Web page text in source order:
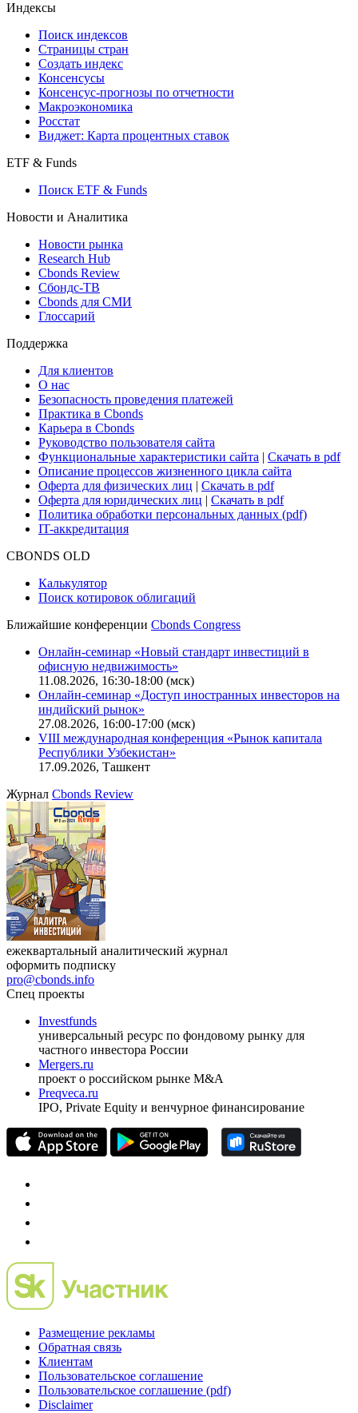
Кредиты
Поиск кредитов
Индексы
Поиск индексов
Страницы стран
Создать индекс
Консенсусы
Консенсус-прогнозы по отчетности
Макроэкономика
Виджет: Карта процентных ставок
ETF & Funds
Поиск ETF & Funds
Новости и Аналитика
Новости рынка
Research Hub
Cbonds Review
Сбондс-ТВ
Глоссарий
Поддержка
Для клиентов
О нас
Безопасность проведения платежей
Практика в Cbonds
Карьера в Cbonds
Руководство пользователя сайта
Функциональные характеристики сайта|Скачать в pdf
Описание процессов жизненного цикла сайта
Оферта для физических лиц
Оферта для юридических лиц
IT-аккредитация
Поиск котировок облигаций
Ближайшие конференцииCbonds Congress
Онлайн-семинар «Новый стандарт инвестиций в
офисную недвижимость»
11.08.2026, 16:30-18:00 (мск)
Онлайн-семинар «Доступ иностранных инвесторов на
индийский рынок»
VIII международная конференция «Рынок капитала
Республики Узбекистан»
17.09.2026, Ташкент
ЖурналCbonds Review
ежеквартальный аналитический журнал
оформить подписку
pro@cbonds.info
Спец проекты
Investfunds
универсальный ресурс по фондовому рынку для
частного инвестора России
проект о российском рынке M&A
Preqveca.ru
Размещение рекламы
Обратная связь